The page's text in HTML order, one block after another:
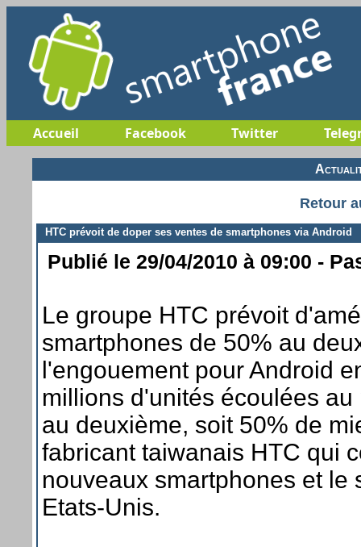
Accueil Facebook Twitter
Retour
HTC prévoit de doper ses ventes de smartphones via Android
Publié le 29/04/2010 à 09:00 -
Le groupe HTC prévoit
smartphones de 50% au
l'engouement pour Android
millions d'unités écoulées
au deuxième, soit 50% de
fabricant taiwanais HTC qui
nouveaux smartphones et le
Etats-Unis.